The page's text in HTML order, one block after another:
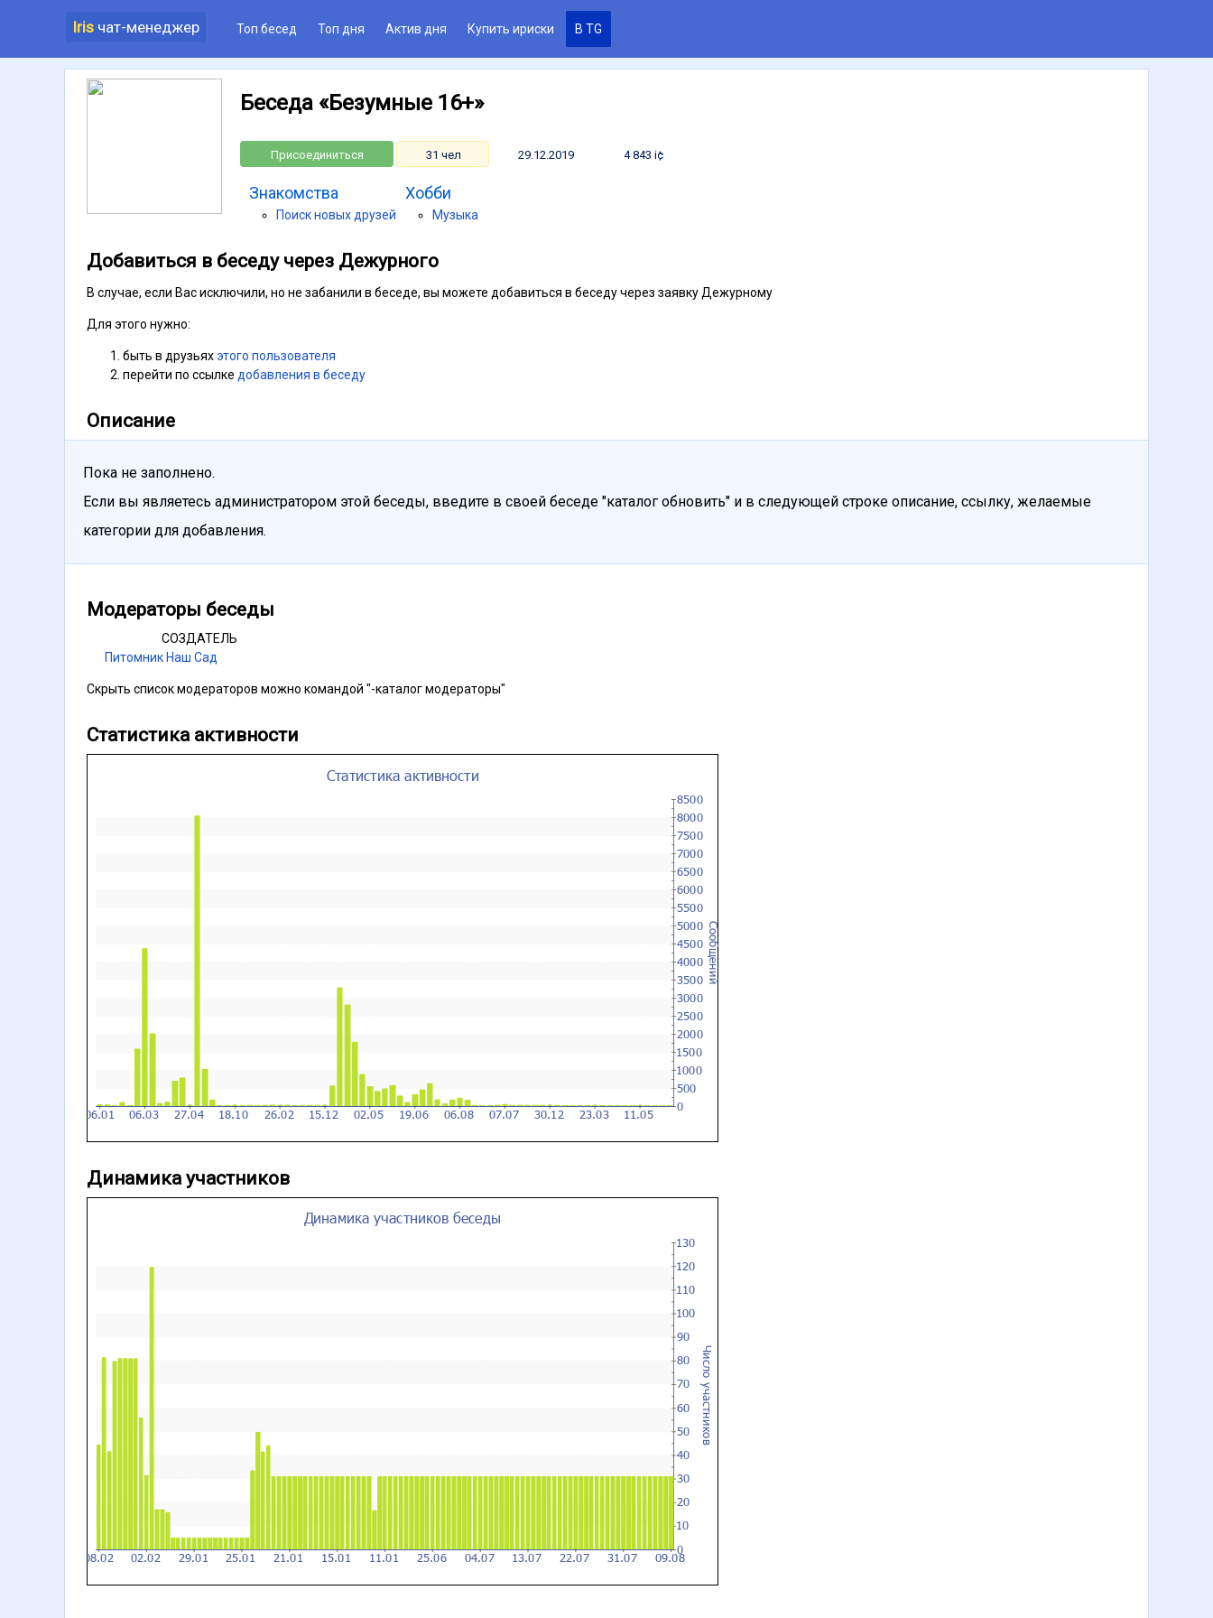
Iris чат-менеджер Топ бесед Топ дня Актив дня Купить ириски В TG
Беседа «Безумные 16+»
Присоединиться 31 чел 29.12.2019 4 843 i¢
Знакомства
Поиск новых друзей
Хобби
Музыка
Добавиться в беседу через Дежурного
В случае, если Вас исключили, но не забанили в беседе, вы можете добавиться в беседу через заявку Дежурному
Для этого нужно:
быть в друзьяхэтого пользователя
перейти по ссылке добавления в беседу
Описание
Пока не заполнено.
Если вы являетесь администратором этой беседы, введите в своей беседе "каталог обновить" и в следующей строке описание, ссылку, желаемые
категории для добавления.
Модераторы беседы
СОЗДАТЕЛЬ
Питомник Наш Сад
Скрыть список модераторов можно командой "-каталог модераторы"
Статистика активности
Динамика участников